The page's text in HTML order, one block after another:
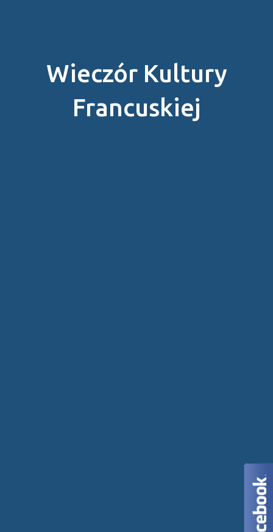
Wieczór Kultury
Francuskiej